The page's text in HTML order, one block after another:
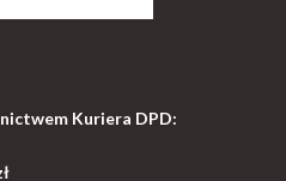
Kuriera DPD: